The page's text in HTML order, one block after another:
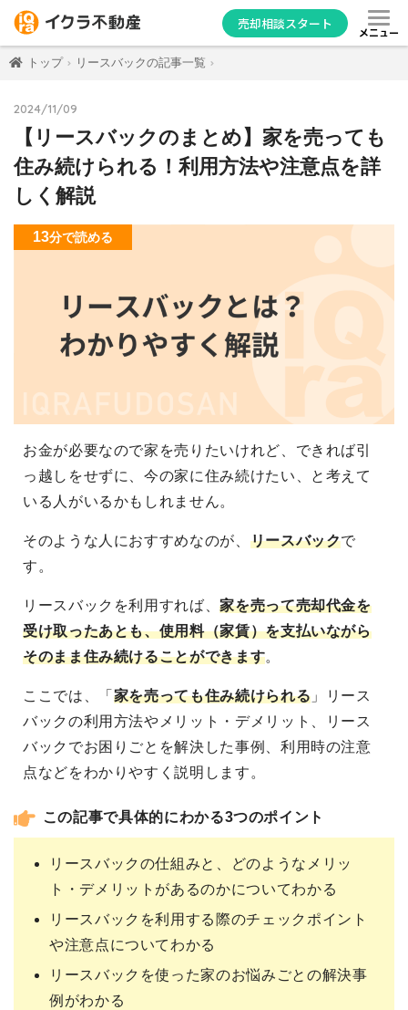
売却相談スタート
メニュー
トップ リースバックの記事一覧
2024/11/09
【リースバックのまとめ】家を売っても
住み続けられる！利用方法や注意点を詳
しく解説
13分で読める
お金が必要なので家を売りたいけれど、できれば引
っ越しをせずに、今の家に住み続けたい、と考えて
いる人がいるかもしれません。
そのような人におすすめなのが、 リースバックで
す。
リースバックを利用すれば、家を売って売却代金を
受け取ったあとも、使用料（家賃）を支払いながら
そのまま住み続けることができます。
ここでは、「 家を売っても住み続けられる 」リース
バックの利用方法やメリット・デメリット、リース
バックでお困りごとを解決した事例、利用時の注意
点などをわかりやすく説明します。
この記事で具体的にわかる3つのポイント
リースバックの仕組みと、どのようなメリッ
ト・デメリットがあるのかについてわかる
リースバックを利用する際のチェックポイント
や注意点についてわかる
リースバックを使った家のお悩みごとの解決事
例がわかる